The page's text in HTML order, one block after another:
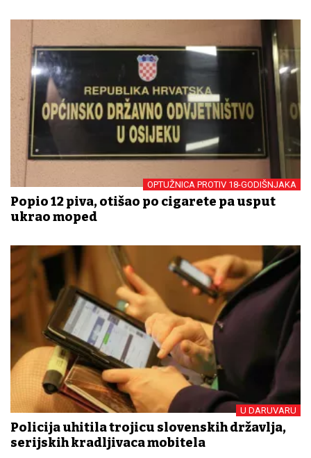
OPTUŽNICA PROTIV 18-GODIŠNJAKA
Popio 12 piva, otišao po cigarete pa usput
ukrao moped
U DARUVARU
Policija uhitila trojicu slovenskih državlja,
serijskih kradljivaca mobitela